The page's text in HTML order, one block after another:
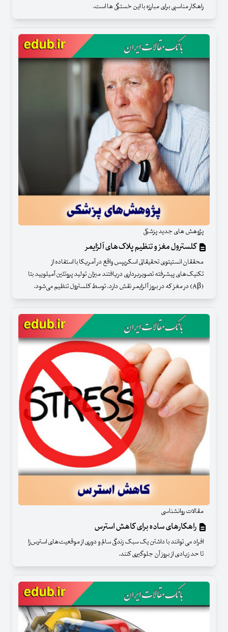
راهکار مناسبی برای مبارزه با این خستگی ها است.
پژوهش های جدید پزشکی
کلسترول مغز و تنظیم پلاک‌های آلزایمر
محققان انستیتوی تحقیقاتی اسکریپس واقع در آمریکا با استفاده از
تکنیک‌های پیشرفته تصویربرداری دریافتند میزان تولید پروتئین آمیلویید بتا
(Aβ) در مغز که در بروز آلزایمر نقش دارد، توسط کلسترول تنظیم می‌شود.
مقالات روانشناسی
راهکارهای ساده برای کاهش استرس
افراد می توانند با داشتن یک سبک زندگی سالم و دوری از موقعیت‌های استرس‌زا
تا حد زیادی از بروز آن جلوگیری کنند.